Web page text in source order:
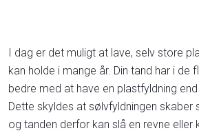
I dag er det muligt at lave, selv store
kan holde i mange år. Din tand har i de
bedre med at have en plastfyldning end
Dette skyldes at sølvfyldningen skaber
og tanden derfor kan slå en revne eller